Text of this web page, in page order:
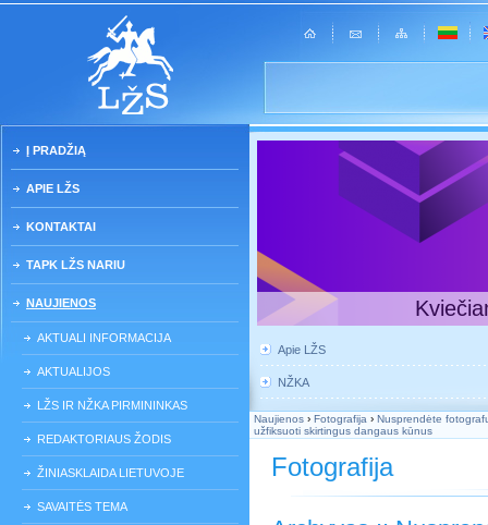
Į PRADŽIĄ
APIE LŽS
KONTAKTAI
TAPK LŽS NARIU
NAUJIENOS
AKTUALI INFORMACIJA
AKTUALIJOS
LŽS IR NŽKA PIRMININKAS
REDAKTORIAUS ŽODIS
ŽINIASKLAIDA LIETUVOJE
SAVAITĖS TEMA
Apie LŽS
NŽKA
Naujienos › Fotografija › Nusprendėte
užfiksuoti skirtingus dangaus kūnus
Fotografija